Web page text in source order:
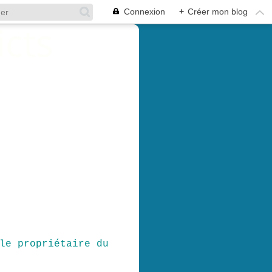
Connexion + Créer mon blog
propriétaire du